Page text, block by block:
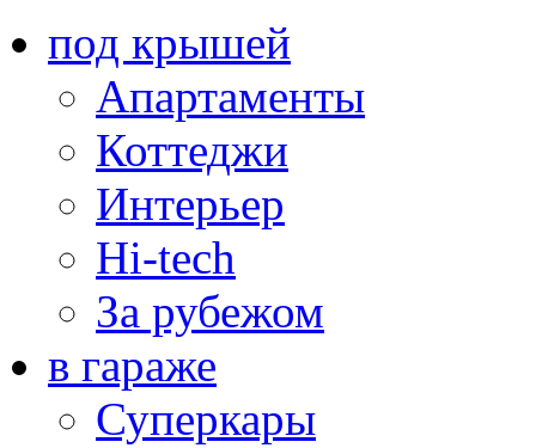
под крышей
Апартаменты
Коттеджи
Интерьер
Hi-tech
За рубежом
в гараже
Суперкары